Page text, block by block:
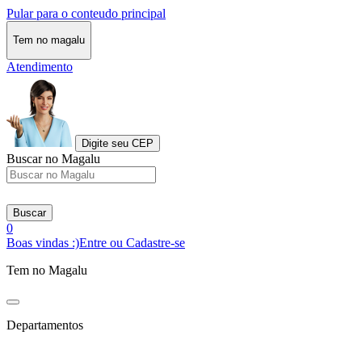
Pular para o conteudo principal
Tem no magalu
Atendimento
Digite seu CEP
Buscar no Magalu
Buscar
0
Boas vindas :)Entre ou Cadastre-se
Tem no Magalu
Departamentos